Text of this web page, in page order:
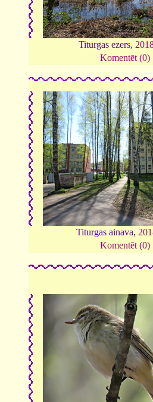
Titurgas ezers,
Komentēt (0)
Titurgas ainava,
Komentēt (0)